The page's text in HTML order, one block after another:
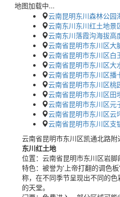
地图加载中...
云南昆明东川森林公园
云南东川东川红土地景
云南东川落霞沟海拔高
云南省昆明市东川区大
云南省昆明市东川区白
云南省昆明市东川区大
云南省昆明市东川区播
云南省昆明市东川区桃
云南省昆明市东川区田
云南省昆明市东川区元
云南省昆明市东川区云
云南省昆明市东川区支
云南省昆明市东川区凯通北路附
东川红土地
位置： 云南省昆明市东川区岩脚
特色： 被誉为'上帝打翻的调色
称，在不同季节呈现出不同的
的天堂。